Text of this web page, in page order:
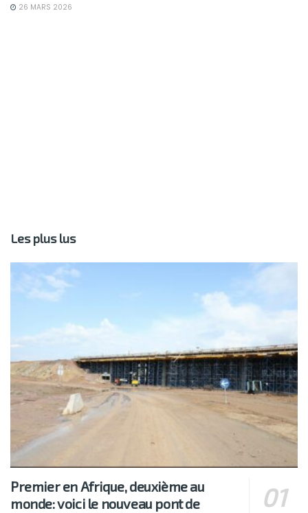
26 MARS 2026
Les plus lus
Premier en Afrique, deuxième au
monde: voici le nouveau pont de